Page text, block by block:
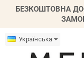
БЕЗКОШТОВНА
Українська